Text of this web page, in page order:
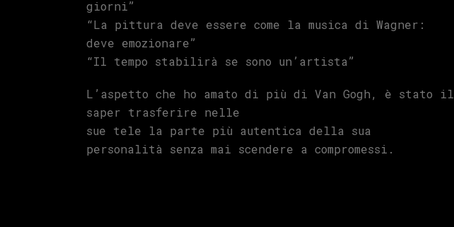
giorni”
“La pittura deve essere come la musica di Wagner:
deve emozionare”
“Il tempo stabilirà se sono un’artista”
L’aspetto che ho amato di più di Van Gogh, è stato il
saper trasferire nelle
sue tele la parte più autentica della sua
personalità senza mai scendere a compromessi.